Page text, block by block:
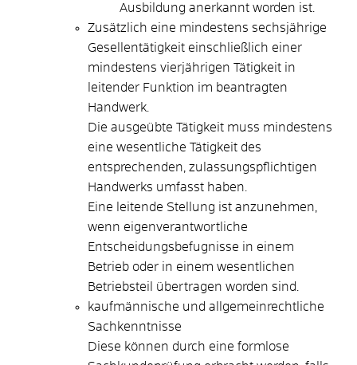
Ausbildung anerkannt worden ist.
Zusätzlich eine mindestens sechsjährige
Gesellentätigkeit einschließlich einer
mindestens vierjährigen Tätigkeit in
leitender Funktion im beantragten
Handwerk.
Die ausgeübte Tätigkeit muss mindestens
eine wesentliche Tätigkeit des
entsprechenden, zulassungspflichtigen
Handwerks umfasst haben.
Eine leitende Stellung ist anzunehmen,
wenn eigenverantwortliche
Entscheidungsbefugnisse in einem
Betrieb oder in einem wesentlichen
Betriebsteil übertragen worden sind.
kaufmännische und allgemeinrechtliche
Sachkenntnisse
Diese können durch eine formlose